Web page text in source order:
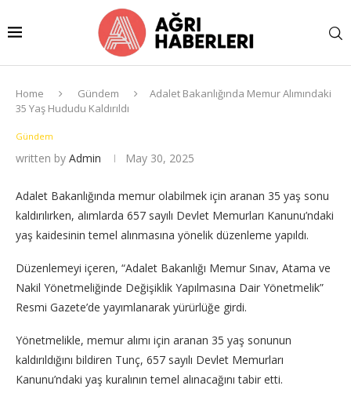
Home Gündem
Adalet Bakanlığında Memur Alımındaki
35 Yaş Hududu Kaldırıldı
Gündem
written by Admin May 30, 2025
Adalet Bakanlığında memur olabilmek için aranan 35 yaş sonu
kaldırılırken, alımlarda 657 sayılı Devlet Memurları Kanunu’ndaki
yaş kaidesinin temel alınmasına yönelik düzenleme yapıldı.
Düzenlemeyi içeren, “Adalet Bakanlığı Memur Sınav, Atama ve
Nakil Yönetmeliğinde Değişiklik Yapılmasına Dair Yönetmelik”
Resmi Gazete’de yayımlanarak yürürlüğe girdi.
Yönetmelikle, memur alımı için aranan 35 yaş sonunun
kaldırıldığını bildiren Tunç, 657 sayılı Devlet Memurları
Kanunu’ndaki yaş kuralının temel alınacağını tabir etti.